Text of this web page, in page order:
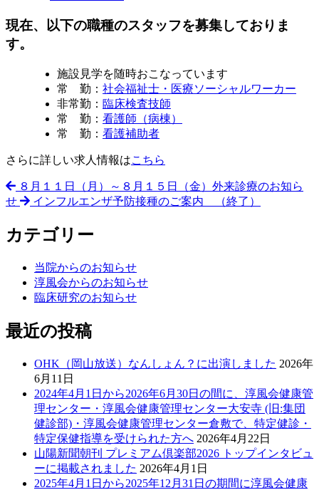
現在、以下の職種のスタッフを募集しておりま
す。
施設見学を随時おこなっています
常 勤： 社会福祉士・医療ソーシャルワーカー
非常勤： 臨床検査技師
常 勤： 看護師（病棟）
常 勤： 看護補助者
さらに詳しい求人情報はこちら
８月１１日（月）～８月１５日（金）外来診療のお知ら
せ
インフルエンザ予防接種のご案内 （終了）
カテゴリー
当院からのお知らせ
淳風会からのお知らせ
臨床研究のお知らせ
最近の投稿
OHK（岡山放送）なんしょん？に出演しました 2026年
6月11日
2024年4月1日から2026年6月30日の間に、淳風会健康管
理センター・淳風会健康管理センター大安寺 (旧:集団
健診部)・淳風会健康管理センター倉敷で、特定健診・
特定保健指導を受けられた方へ 2026年4月22日
山陽新聞朝刊 プレミアム倶楽部2026 トップインタビュ
ーに掲載されました 2026年4月1日
2025年4月1日から2025年12月31日の期間に淳風会健康